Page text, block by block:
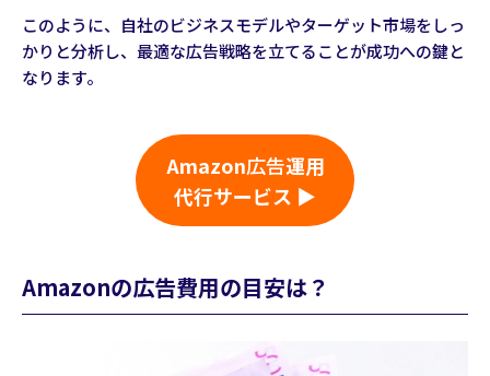
このように、自社のビジネスモデルやターゲット市場をしっ
かりと分析し、最適な広告戦略を立てることが成功への鍵と
なります。
Amazon広告運用
代行サービス ▶
Amazonの広告費用の目安は？